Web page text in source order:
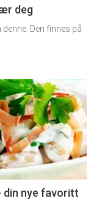
deg
Den finnes på
din nye favoritt